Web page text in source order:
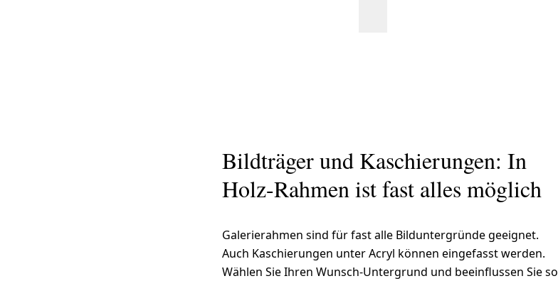
Bildträger und Kaschierungen: In
Holz-Rahmen ist fast alles möglich
Galerierahmen sind für fast alle Bilduntergründe geeignet.
Auch Kaschierungen unter Acryl können eingefasst werden.
Wählen Sie Ihren Wunsch-Untergrund und beeinflussen Sie so